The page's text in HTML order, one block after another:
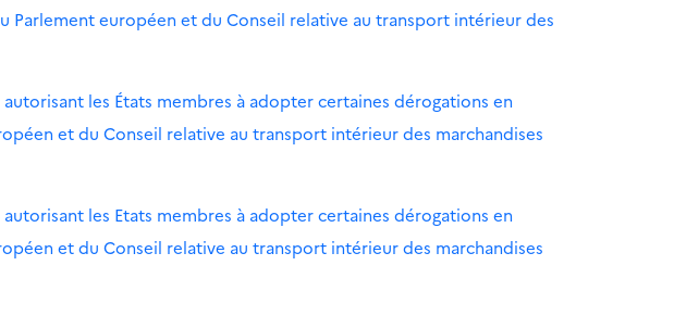
Parlement européen et du Conseil relative au transport intérieur des
les États membres à adopter certaines dérogations en
et du Conseil relative au transport intérieur des marchandises
les Etats membres à adopter certaines dérogations en
et du Conseil relative au transport intérieur des marchandises